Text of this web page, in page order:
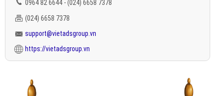
0964 82 6644 - (024) 6658 7378
(024) 6658 7378
support@vietadsgroup.vn
https://vietadsgroup.vn